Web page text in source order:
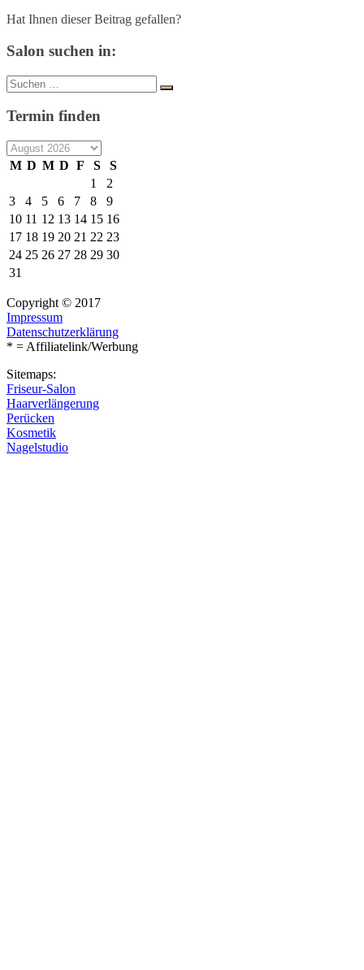
Hat Ihnen dieser Beitrag gefallen?
Salon suchen in:
Suche
nach:
Suchen
Termin finden
M D M D F S
S
1
2
3
4 5 6 7 8
9
10 11 12 13 14 15 16
17 18 19 20 21 22 23
24 25 26 27 28 29 30
31
Copyright © 2017
Impressum
Datenschutzerklärung
* = Affiliatelink/Werbung
Sitemaps:
Friseur-Salon
Haarverlängerung
Perücken
Kosmetik
Nagelstudio